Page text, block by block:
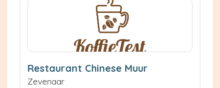
Restaurant Chinese Muur
Zevenaar